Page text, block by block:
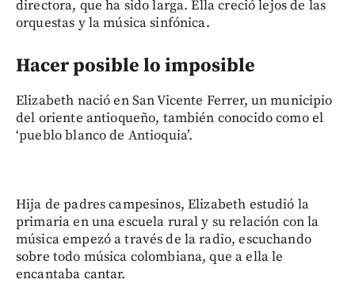
directora, que ha sido larga. Ella creció lejos de las
orquestas y la música sinfónica.
Hacer posible lo imposible
Elizabeth nació en San Vicente Ferrer, un municipio
del oriente antioqueño, también conocido como el
‘pueblo blanco de Antioquia’.
Hija de padres campesinos, Elizabeth estudió la
primaria en una escuela rural y su relación con la
música empezó a través de la radio, escuchando
sobre todo música colombiana, que a ella le
encantaba cantar.